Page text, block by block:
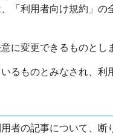
「利用者向け規約」の
に変更できるものとし
るものとみなされ、利
者の記事について、断